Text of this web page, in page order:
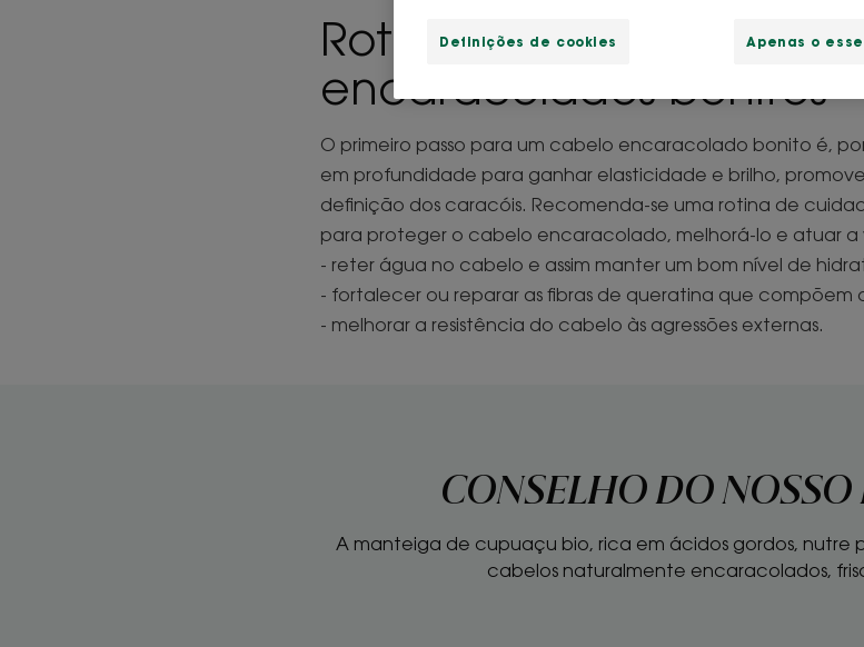
Rotina para cabelos
encaracolados bonitos
O primeiro passo para um cabelo encaracolado bonito é,
em profundidade para ganhar elasticidade e brilho,
definição dos caracóis. Recomenda-se uma rotina de
para proteger o cabelo encaracolado, melhorá-lo e atuar a
- reter água no cabelo e assim manter um bom nível de
- fortalecer ou reparar as fibras de queratina que compõem
- melhorar a resistência do cabelo às agressões externas.
CONSELHO DO NOSSO
A manteiga de cupuaçu bio, rica em ácidos gordos, nutre
cabelos naturalmente encaracolados,
Definições de cookies Apenas o